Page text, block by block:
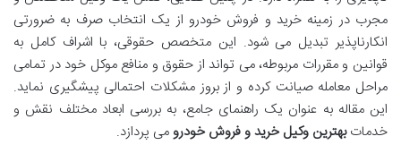
مجرب در زمینه خرید و فروش خودرو از یک انتخاب صرف به ضرورتی
انکارناپذیر تبدیل می شود. این متخصص حقوقی، با اشراف کامل به
قوانین و مقررات مربوطه، می تواند از حقوق و منافع موکل خود در تمامی
مراحل معامله صیانت کرده و از بروز مشکلات احتمالی پیشگیری نماید.
این مقاله به عنوان یک راهنمای جامع، به بررسی ابعاد مختلف نقش و
خدماتبهترین وکیل خرید و فروش خودرومی پردازد.